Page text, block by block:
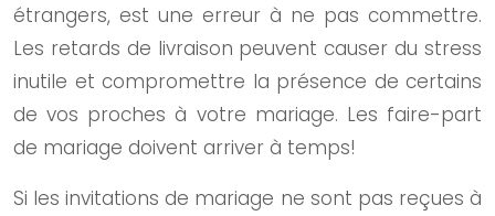
étrangers, est une erreur à ne pas commettre.
Les retards de livraison peuvent causer du stress
inutile et compromettre la présence de certains
de vos proches à votre mariage. Les faire-part
de mariage doivent arriver à temps!
Si les invitations de mariage ne sont pas reçues à